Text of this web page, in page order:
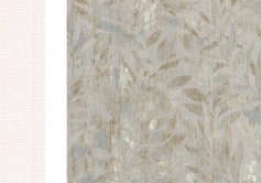
Длина рулона:10.05 .
Ширина рулона:1.06 .
Материал покрытия:Виниловое
Страна: Германия
Материал основы:Флизелин
Раппорт: <>